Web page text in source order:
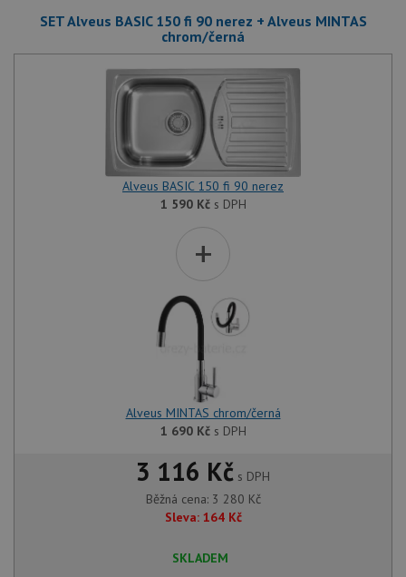
SET Alveus BASIC 150 fi 90 nerez + Alveus MINTAS
chrom/černá
Alveus BASIC 150 fi 90 nerez
1 590 Kčs DPH
+
Alveus MINTAS chrom/černá
1 690 Kčs DPH
3 116 Kč s DPH
Běžná cena: 3 280 Kč
Sleva: 164 Kč
SKLADEM